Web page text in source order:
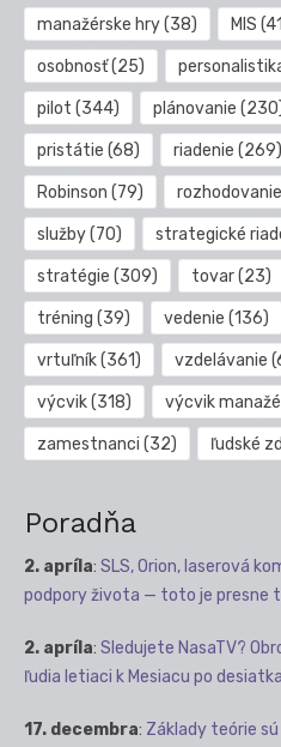
manažérske hry(38) MIS
osobnosť(25)
pilot (344) plánovanie
pristátie (68) riadenie (269)
Robinson (79) rozhodovanie
služby(70) strategické
stratégie (309) tovar(23)
tréning (39) vedenie (136)
vrtuľník(361) vzdelávanie
výcvik(318) výcvik
zamestnanci (32) ľudské
Poradňa
2. apríla: SLS, Orion, laserová
podpory života — toto je presne
2. apríla: Sledujete NasaTV?
ľudia letiaci k Mesiacu po
17. decembra: Základy teórie